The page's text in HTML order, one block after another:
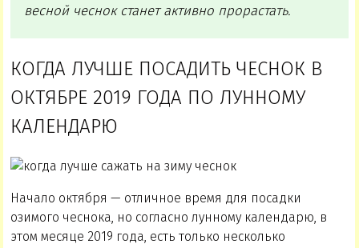
весной чеснок станет активно прорастать.
КОГДА ЛУЧШЕ ПОСАДИТЬ ЧЕСНОК В
ОКТЯБРЕ 2019 ГОДА ПО ЛУННОМУ
КАЛЕНДАРЮ
Начало октября — отличное время для посадки
озимого чеснока, но согласно лунному календарю, в
этом месяце 2019 года, есть только несколько